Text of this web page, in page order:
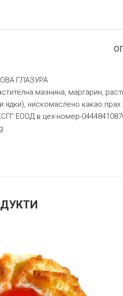
ГЛАЗУРА
мазнина, маргарин,
ядки), нискомаслено какао
ЕООД в цех-номер-